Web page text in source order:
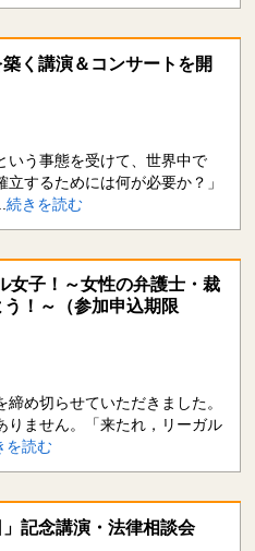
く講演＆コンサートを開
いう事態を受けて、世界中で
立するためには何が必要か？」
続きを読む
女子！～女性の弁護士・裁
！～（参加申込期限
め切らせていただきました。
りません。「来たれ，リーガル
を読む
記念講演・法律相談会
できます。